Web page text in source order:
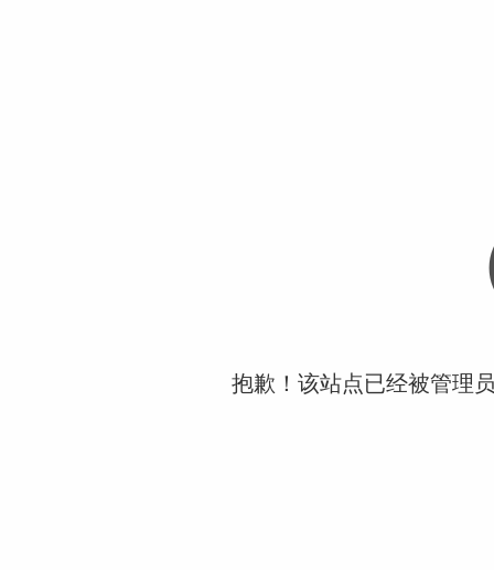
抱歉！该站点已经被管理